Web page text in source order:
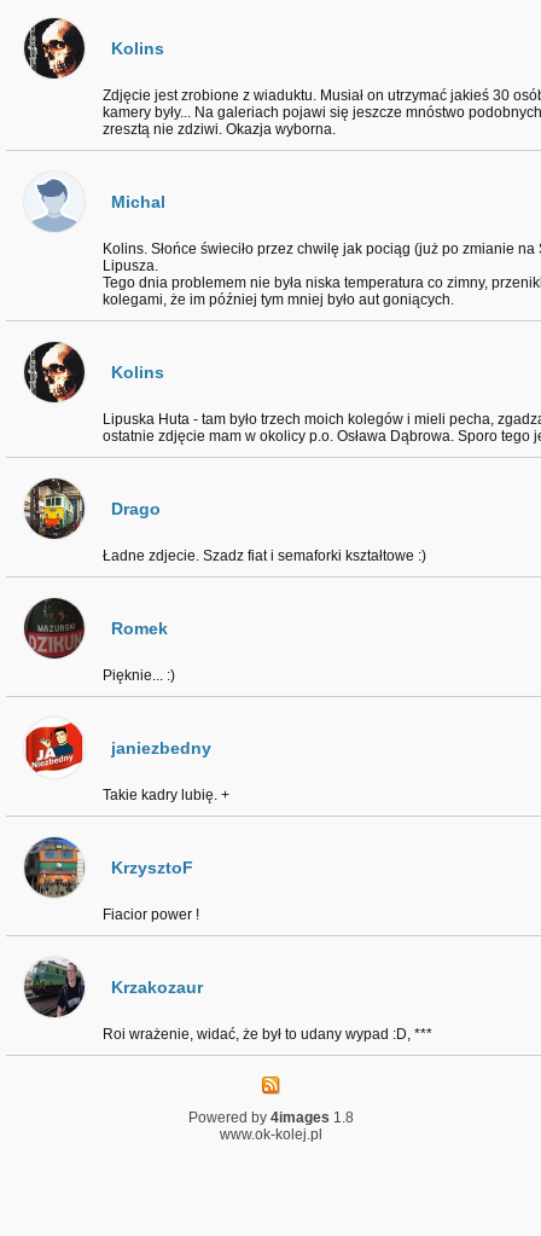
Kolins
Zdjęcie jest zrobione z wiaduktu. Musiał on utrzymać jakieś 30
kamery były... Na galeriach pojawi się jeszcze mnóstwo
zresztą nie zdziwi. Okazja wyborna.
Michal
Kolins. Słońce świeciło przez chwilę jak pociąg (już po zmianie
Lipusza.
Tego dnia problemem nie była niska temperatura co zimny,
kolegami, że im później tym mniej było aut goniących.
Kolins
Lipuska Huta - tam było trzech moich kolegów i mieli pecha,
ostatnie zdjęcie mam w okolicy p.o. Osława Dąbrowa. Sporo tego
Drago
Ładne zdjecie. Szadz fiat i semaforki kształtowe :)
Romek
Pięknie... :)
janiezbedny
Takie kadry lubię. +
KrzysztoF
Fiacior power !
Krzakozaur
Roi wrażenie, widać, że był to udany wypad :D, ***
Powered by 4images 1.8
www.ok-kolej.pl